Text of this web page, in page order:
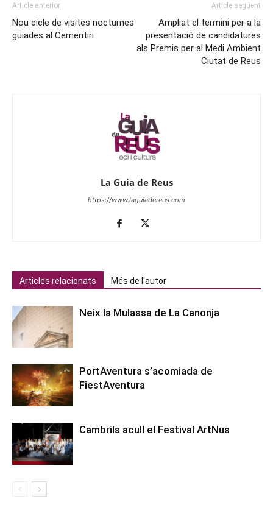
Article anterior
Nou cicle de visites nocturnes
guiades al Cementiri
Article següent
Ampliat el termini per a la
presentació de candidatures
als Premis per al Medi Ambient
Ciutat de Reus
La Guia de Reus
https://www.laguiadereus.com
Articles relacionats Més de l'autor
Neix la Mulassa de La Canonja
PortAventura s’acomiada de
FiestAventura
Cambrils acull el Festival ArtNus